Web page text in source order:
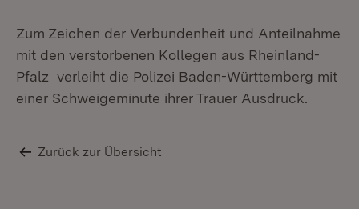
Zum Zeichen der Verbundenheit und Anteilnahme
mit den verstorbenen Kollegen aus Rheinland-
Pfalz verleiht die Polizei Baden-Württemberg mit
einer Schweigeminute ihrer Trauer Ausdruck.
Zurück zur Übersicht